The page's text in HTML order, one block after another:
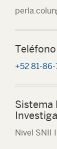
Teléfono
+52 81-
Sistema
Nivel SNII II